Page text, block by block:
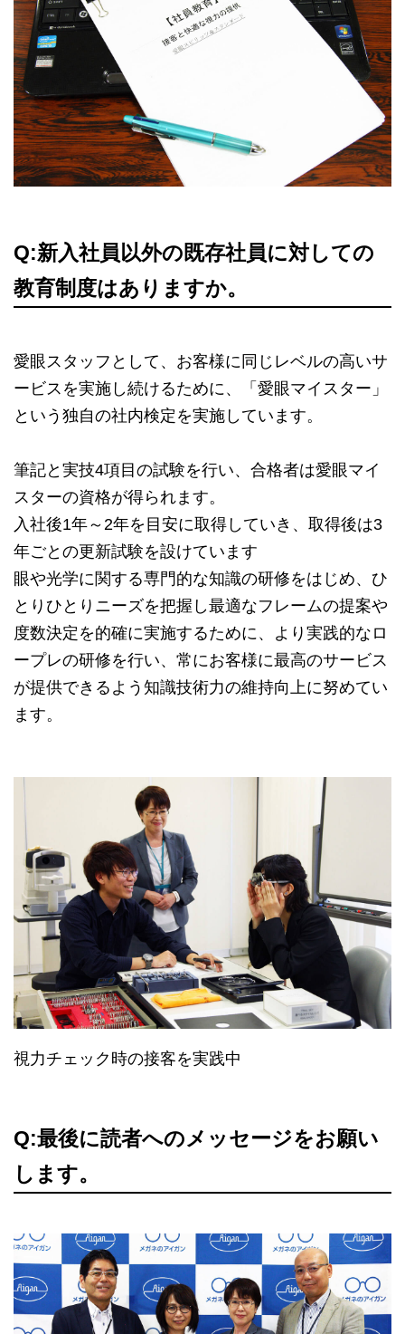
Q:新入社員以外の既存社員に対しての
教育制度はありますか。
愛眼スタッフとして、お客様に同じレベルの高いサ
ービスを実施し続けるために、「愛眼マイスター」
という独自の社内検定を実施しています。
筆記と実技4項目の試験を行い、合格者は愛眼マイ
スターの資格が得られます。
入社後1年～2年を目安に取得していき、取得後は3
年ごとの更新試験を設けています
眼や光学に関する専門的な知識の研修をはじめ、ひ
とりひとりニーズを把握し最適なフレームの提案や
度数決定を的確に実施するために、より実践的なロ
ープレの研修を行い、常にお客様に最高のサービス
が提供できるよう知識技術力の維持向上に努めてい
ます。
視力チェック時の接客を実践中
Q:最後に読者へのメッセージをお願い
します。